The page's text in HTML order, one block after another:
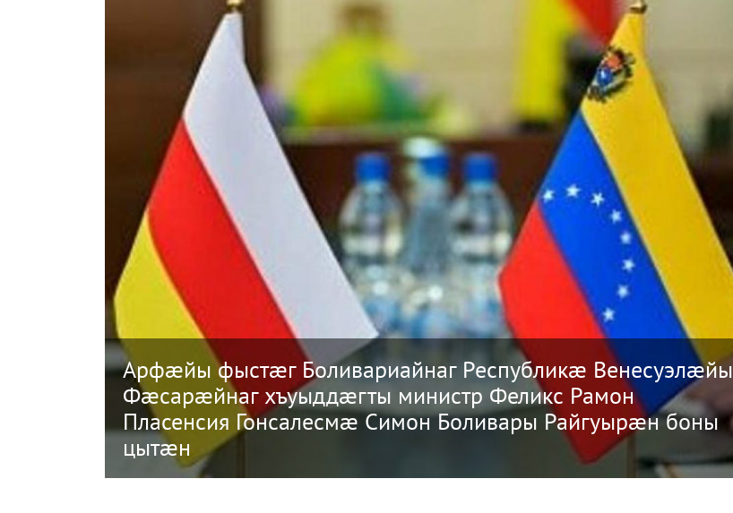
Арфæйы фыстæг Боливариайнаг Республикæ Венесуэлæйы
Фæсарæйнаг хъуыддæгты министр Феликс Рамон
Пласенсия Гонсалесмæ Симон Боливары Райгуырæн боны
цытæн